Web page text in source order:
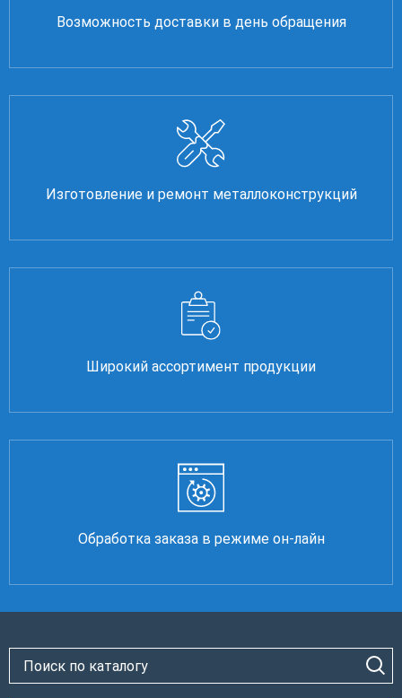
Возможность доставки в день обращения
Изготовление и ремонт металлоконструкций
Широкий ассортимент продукции
Обработка заказа в режиме он-лайн